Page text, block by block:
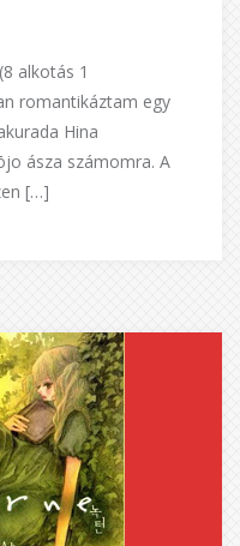
alkotás 1
romantikáztam egy
Hina
ásza számomra. A
[…]